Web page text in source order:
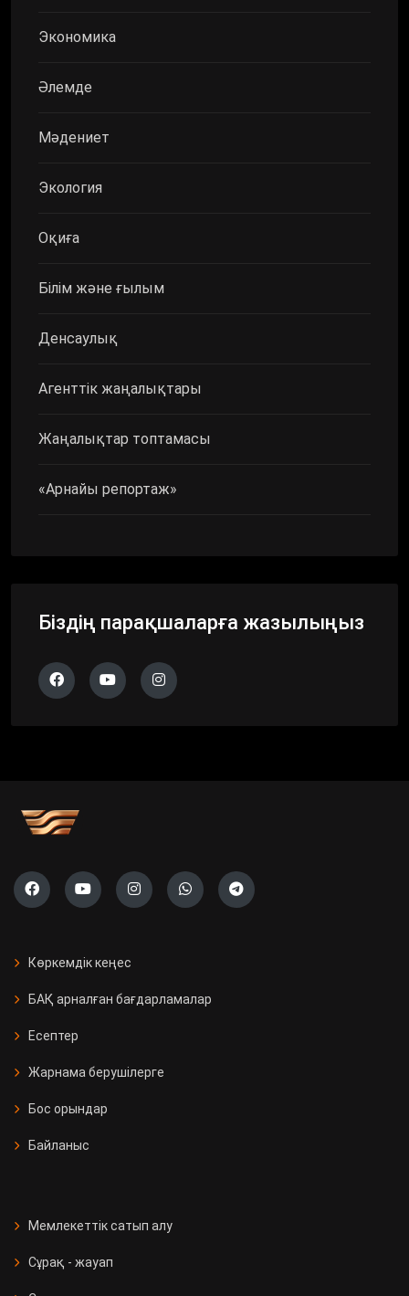
Экономика
Әлемде
Мәдениет
Экология
Оқиға
Білім және ғылым
Денсаулық
Агенттік жаңалықтары
Жаңалықтар топтамасы
«Арнайы репортаж»
Біздің парақшаларға жазылыңыз
Көркемдік кеңес
БАҚ арналған бағдарламалар
Есептер
Жарнама берушілерге
Бос орындар
Байланыс
Мемлекеттік сатып алу
Сұрақ - жауап